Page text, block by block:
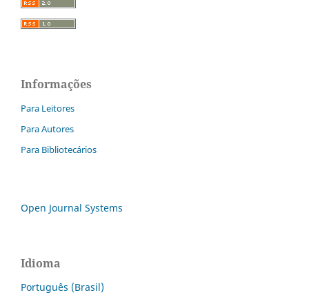
Informações
Para Leitores
Para Autores
Para Bibliotecários
Open Journal Systems
Idioma
Português (Brasil)